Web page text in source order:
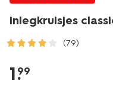
inlegkruisjes
(79)
gezond/persoonlijke-
verzorging/persoonlijke-
1.
99